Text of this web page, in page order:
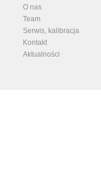
O nas
Team
Serwis, kalibracja
Kontakt
Aktualności